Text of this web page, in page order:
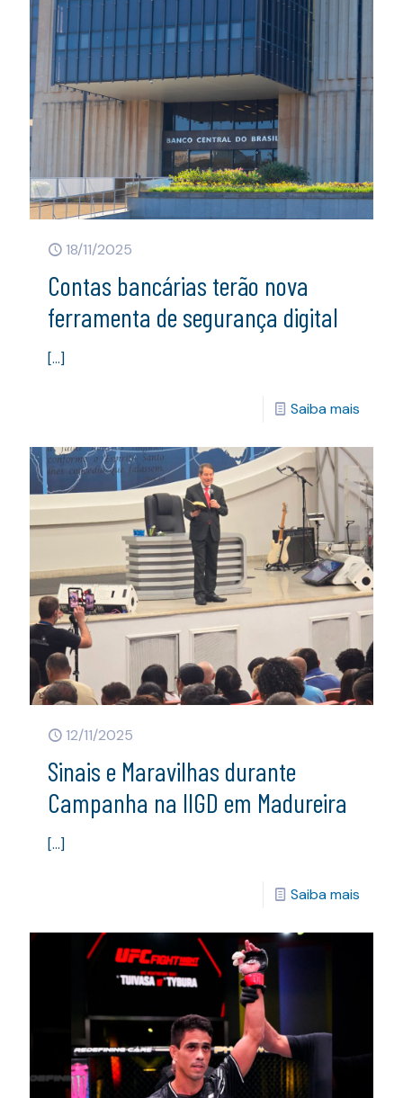
18/11/2025
Contas bancárias terão nova
ferramenta de segurança digital
[…]
Saiba mais
12/11/2025
Sinais e Maravilhas durante
Campanha na IIGD em Madureira
[…]
Saiba mais